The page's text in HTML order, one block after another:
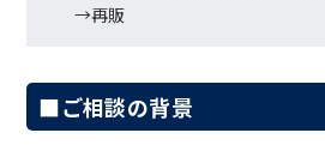
→再販
■ご相談の背景